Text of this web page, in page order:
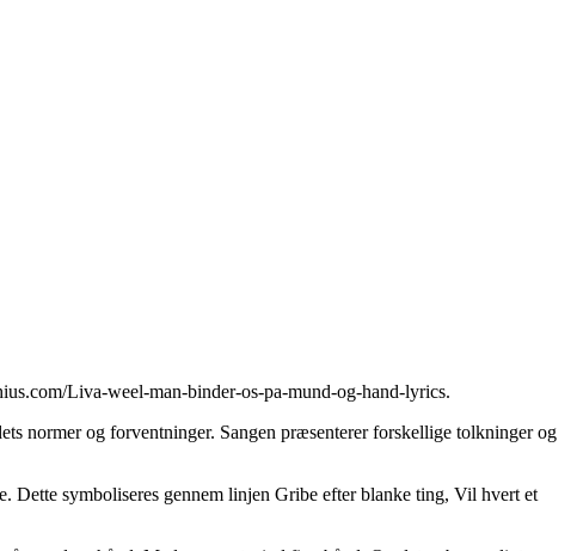
Liva-weel-man-binder-os-pa-mund-og-hand-lyrics.
normer og forventninger. Sangen præsenterer forskellige tolkninger og
Dette symboliseres gennem linjen Gribe efter blanke ting, Vil hvert et